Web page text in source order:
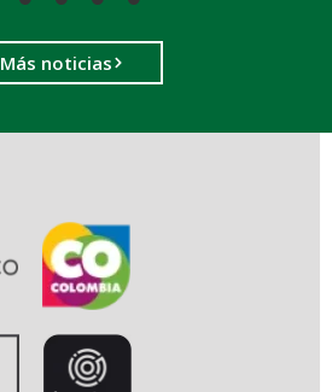
Más noticias